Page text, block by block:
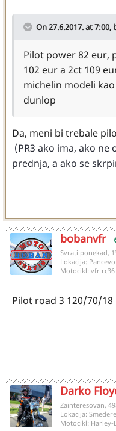
On 27.6.2017. at 7:00,
Pilot power 82 eur,
102 eur a 2ct 109
michelin modeli
dunlop
Da, meni bi trebale
(PR3 ako ima, ako ne
prednja, a ako se
bobanvfr
Svrati ponekad,
Lokacija: Pancevo
Motocikl: vfr rc36
Pilot road 3 120/70/
Darko
Zainteresovan,
Lokacija:
Motocikl: Harley-